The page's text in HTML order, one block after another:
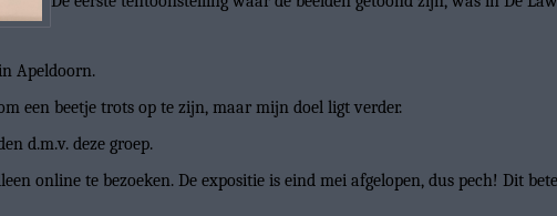
Apeldoorn.
een beetje trots op te zijn, maar mijn doel ligt verder.
d.m.v. deze groep.
online te bezoeken. De expositie is eind mei afgelopen, dus pech! Dit